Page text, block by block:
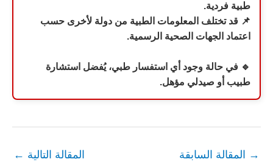
طبية فردية.
📌 قد تختلف المعلومات الطبية من دولة لأخرى حسب
اعتماد الجهات الصحية الرسمية.
🔹 في حالة وجود أي استفسار طبي، يُفضل استشارة
طبيب أو صيدلي مؤهل.
→ المقالة السابقة المقالة التالية ←